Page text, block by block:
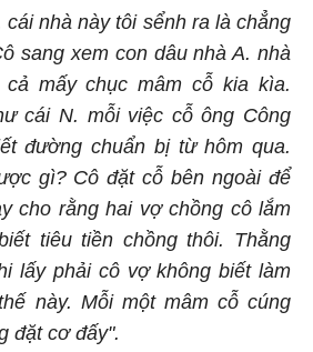
nhà này tôi sểnh ra là chẳng
sang xem con dâu nhà A. nhà
mấy chục mâm cỗ kia kìa.
cái N. mỗi việc cỗ ông Công
đường chuẩn bị từ hôm qua.
gì? Cô đặt cỗ bên ngoài để
cho rằng hai vợ chồng cô lắm
tiêu tiền chồng thôi. Thằng
lấy phải cô vợ không biết làm
này. Mỗi một mâm cỗ cúng
đặt cơ đấy".